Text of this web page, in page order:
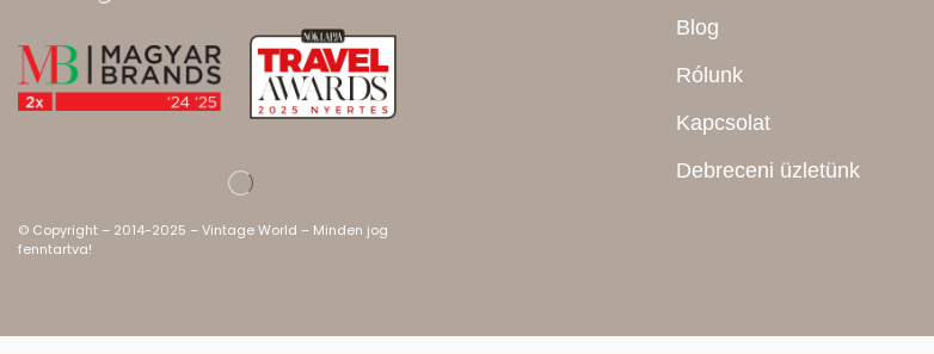
© Copyright – 2014-2025 – Vintage World – Minden jog
fenntartva!
Blog
Rólunk
Kapcsolat
Debreceni üzletünk